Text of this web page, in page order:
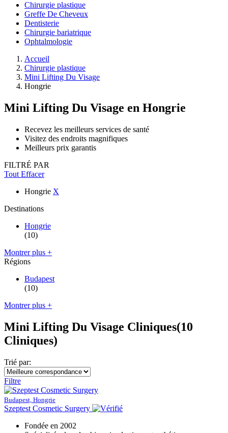
Chirurgie plastique
Greffe De Cheveux
Dentisterie
Chirurgie bariatrique
Ophtalmologie
Accueil
Chirurgie plastique
Mini Lifting Du Visage
Hongrie
Mini Lifting Du Visage en Hongrie
Recevez les meilleurs services de santé
Visitez des endroits magnifiques
Meilleurs prix garantis
FILTRÉ PAR
Tout Effacer
Hongrie X
Destinations
Hongrie
(10)
Montrer plus +
Régions
Budapest
(10)
Montrer plus +
Mini Lifting Du Visage Cliniques(10
Cliniques)
Trié par:
Filtre
Budapest, Hongrie
Szeptest Cosmetic Surgery
Fondée en 2002